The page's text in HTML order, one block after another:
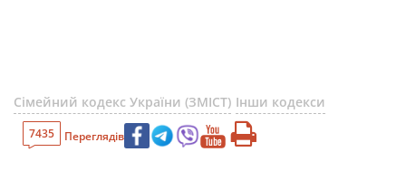
Сімейний кодекс України (ЗМІСТ) Інши кодекси
7435 Переглядів